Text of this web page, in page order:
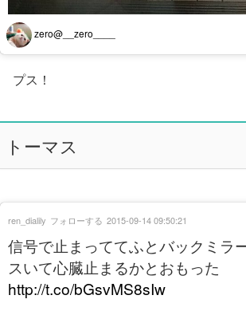
zero@__zero____
プス！
トーマス
信号で止まっててふとバックミラ
スいて心臓止まるかとおもった
http://t.co/bGsvMS8sIw
ren_dialily フォローする 2015-09-14 09:50:21